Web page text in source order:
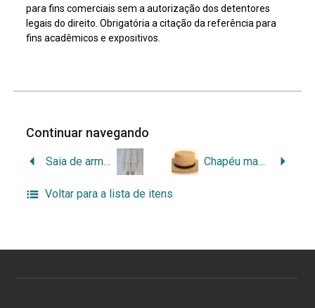
para fins comerciais sem a autorização dos detentores
legais do direito. Obrigatória a citação da referência para
fins acadêmicos e expositivos.
Continuar navegando
Saia de armação branca Chapéu masculino de aba larga
Voltar para a lista de itens